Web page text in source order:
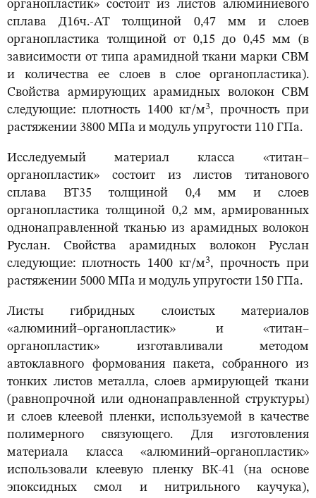
органопластик» состоит из листов алюминиевого
сплава Д16ч.-АТ толщиной 0,47 мм и слоев
органопластика толщиной от 0,15 до 0,45 мм (в
зависимости от типа арамидной ткани марки СВМ
и количества ее слоев в слое органопластика).
Свойства армирующих арамидных волокон СВМ
следующие: плотность 1400 кг/м3, прочность при
растяжении 3800 МПа и модуль упругости 110 ГПа.
Исследуемый материал класса «титан–
органопластик» состоит из листов титанового
сплава ВТ35 толщиной 0,4 мм и слоев
органопластика толщиной 0,2 мм, армированных
однонаправленной тканью из арамидных волокон
Руслан. Свойства арамидных волокон Руслан
следующие: плотность 1400 кг/м3, прочность при
растяжении 5000 МПа и модуль упругости 150 ГПа.
Листы гибридных слоистых материалов
«алюминий–органопластик» и «титан–
органопластик» изготавливали методом
автоклавного формования пакета, собранного из
тонких листов металла, слоев армирующей ткани
(равнопрочной или однонаправленной структуры)
и слоев клеевой пленки, используемой в качестве
полимерного связующего. Для изготовления
материала класса «алюминий–органопластик»
использовали клеевую пленку ВК-41 (на основе
эпоксидных смол и нитрильного каучука),